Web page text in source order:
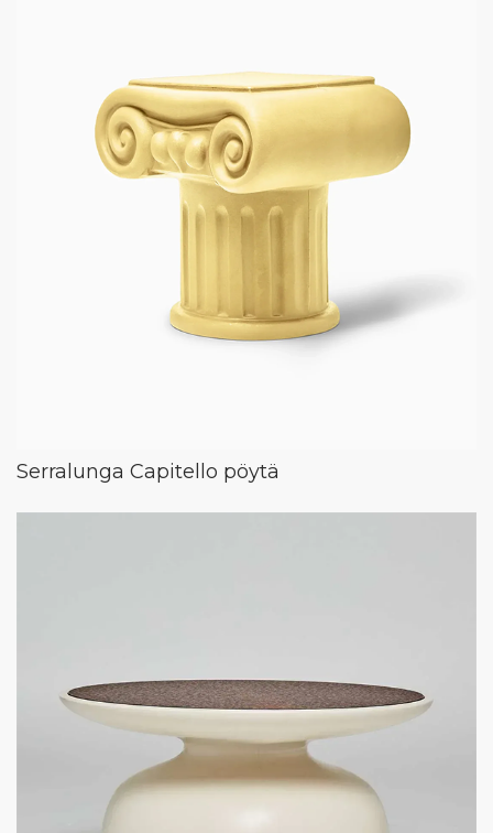
Serralunga Capitello pöytä